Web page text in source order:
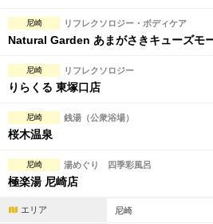
尼崎 リフレクソロジー・ボディケア
Natural Garden あまがさきキューズモ
尼崎 リフレクソロジー
りらくる 東塚口店
尼崎 銭湯（公衆浴場）
桜木温泉
尼崎 湯めぐり 四季彩風呂
極楽湯 尼崎店
エリア 尼崎